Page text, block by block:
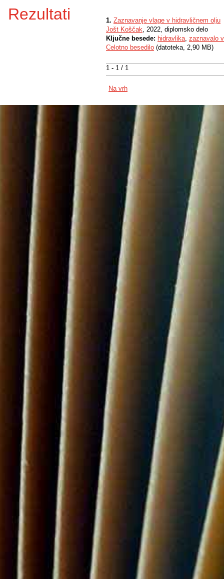
Rezultati
1 - 1 / 1
1. Zaznavanje vlage v hidravličnem olju
Jošt Koščak, 2022, diplomsko delo
Ključne besede: hidravlika, zaznavalo
Celotno besedilo (datoteka, 2,90 MB)
Na vrh